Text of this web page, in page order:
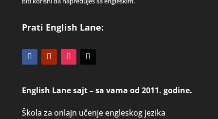
Prati English Lane:
English Lane sajt – sa vama od 2011. godine.
Škola za onlajn učenje engleskog jezika